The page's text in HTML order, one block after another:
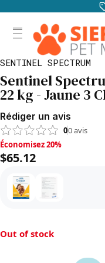
SENTINEL SPECTRUM
Sentinel
22 kg - Jaune 3
Rédiger un avis
00avis
Économisez 20%,
Économisez 20%
$65.12
Out of stock